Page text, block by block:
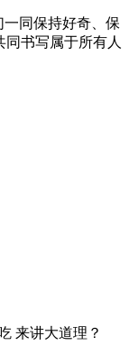
一同保持好奇、保
书写属于所有人
来讲大道理？